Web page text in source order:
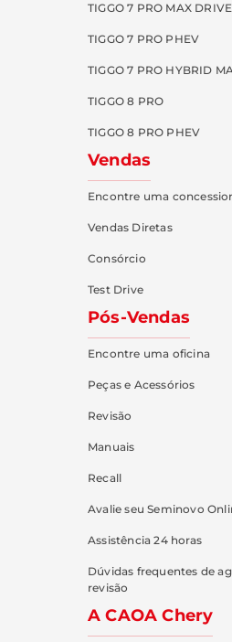
TIGGO 7 PRO MAX DRIVE
TIGGO 7 PRO PHEV
TIGGO 7 PRO HYBRID
TIGGO 8 PRO
TIGGO 8 PRO PHEV
Vendas
Encontre uma
Vendas Diretas
Consórcio
Test Drive
Pós-Vendas
Encontre uma oficina
Peças e Acessórios
Revisão
Manuais
Recall
Avalie seu Seminovo
Assistência 24 horas
Dúvidas frequentes de
revisão
A CAOA Chery